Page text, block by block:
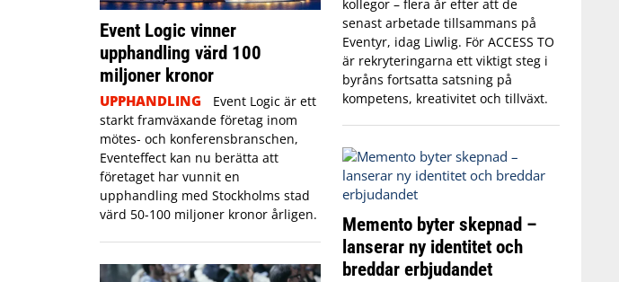
Event Logic vinner
upphandling värd 100
miljoner kronor
UPPHANDLING
Event Logic är ett
starkt framväxande företag inom
mötes- och konferensbranschen,
Eventeffect kan nu berätta att
företaget har vunnit en
upphandling med Stockholms stad
värd 50-100 miljoner kronor årligen.
kollegor – flera år efter att de
senast arbetade tillsammans på
Eventyr, idag Liwlig. För ACCESS TO
är rekryteringarna ett viktigt steg i
byråns fortsatta satsning på
kompetens, kreativitet och tillväxt.
Memento byter skepnad –
lanserar ny identitet och
breddar erbjudandet